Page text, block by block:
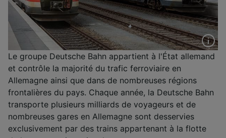
Le groupe Deutsche Bahn appartient à l'État allemand
et contrôle la majorité du trafic ferroviaire en
Allemagne ainsi que dans de nombreuses régions
frontalières du pays. Chaque année, la Deutsche Bahn
transporte plusieurs milliards de voyageurs et de
nombreuses gares en Allemagne sont desservies
exclusivement par des trains appartenant à la flotte